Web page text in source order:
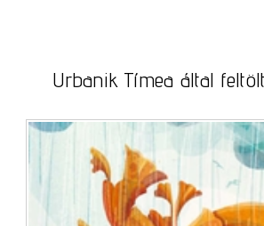
Urbanik Tímea által